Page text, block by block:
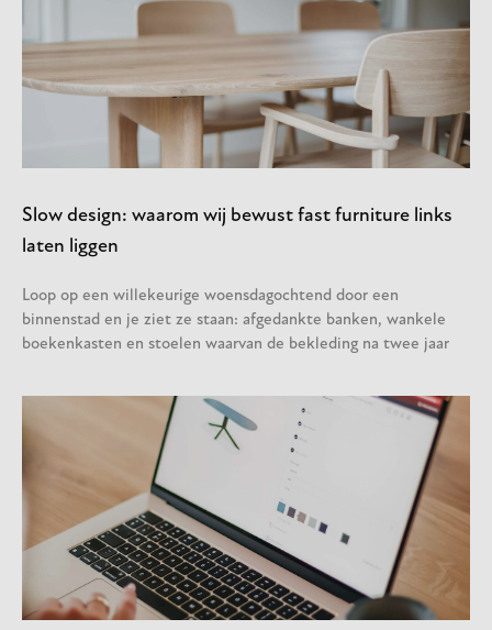
Slow design: waarom wij bewust fast furniture links
laten liggen
Loop op een willekeurige woensdagochtend door een
binnenstad en je ziet ze staan: afgedankte banken, wankele
boekenkasten en stoelen waarvan de bekleding na twee jaar